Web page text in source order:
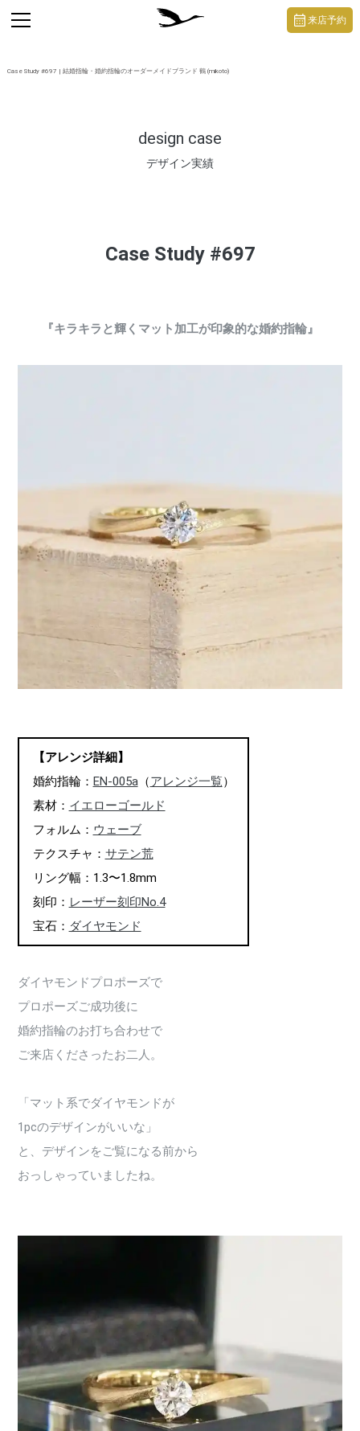
Case Study #697 | 結婚指輪・婚約指輪のオーダーメイドブランド 鶴 (mikoto)
design case
デザイン実績
toggle
navigation
来店予約
Case Study #697
『キラキラと輝くマット加工が印象的な婚約指輪』
【アレンジ詳細】
婚約指輪： EN-005a（アレンジ一覧）
素材： イエローゴールド
フォルム： ウェーブ
テクスチャ： サテン荒
リング幅：1.3〜1.8mm
刻印： レーザー刻印No.4
宝石： ダイヤモンド
ダイヤモンドプロポーズで
プロポーズご成功後に
婚約指輪のお打ち合わせで
ご来店くださったお二人。
「マット系でダイヤモンドが
1pcのデザインがいいな」
と、デザインをご覧になる前から
おっしゃっていましたね。